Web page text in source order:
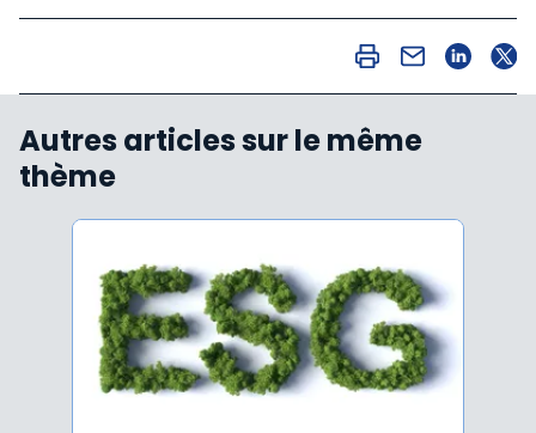
Autres articles sur le même
thème